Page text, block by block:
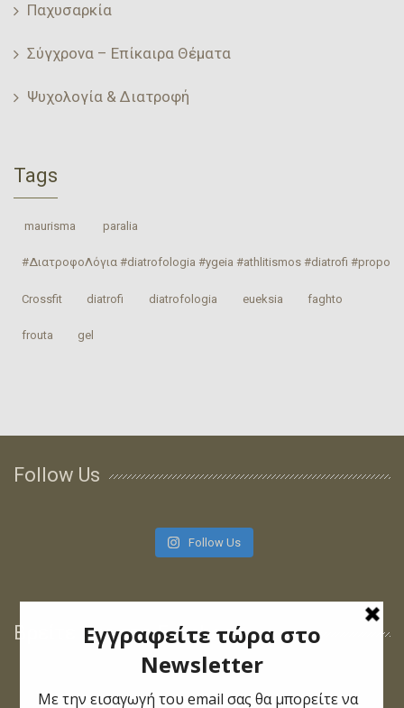
Παχυσαρκία
Σύγχρονα – Επίκαιρα Θέματα
Ψυχολογία & Διατροφή
Tags
‎ maurisma‬ ‎ paralia‬
#ΔιατροφοΛόγια #diatrofologia #ygeia #athlitismos #diatrofi
Crossfit ‎diatrofi‬ ‎diatrofologia‬ ‎eueksia‬ faghto
‎frouta gel
Follow Us
Follow Us
Βρείτε μας στο Facebook